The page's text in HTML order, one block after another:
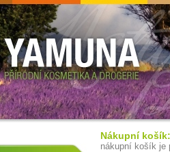
Nákupní košík:
nákupní košík je